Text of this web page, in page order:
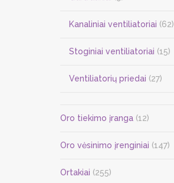
Kanaliniai ventiliatoriai (62)
Stoginiai ventiliatoriai (15)
Ventiliatorių priedai (27)
Oro tiekimo įranga (12)
Oro vėsinimo įrenginiai (147)
Ortakiai (255)